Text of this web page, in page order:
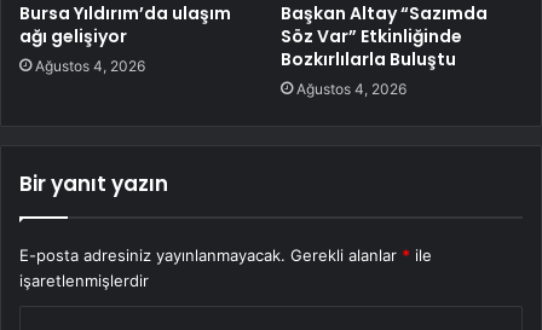
Bursa Yıldırım’da ulaşım
ağı gelişiyor
Ağustos 4, 2026
Başkan Altay “Sazımda
Söz Var” Etkinliğinde
Bozkırlılarla Buluştu
Ağustos 4, 2026
Bir yanıt yazın
E-posta adresiniz yayınlanmayacak. Gerekli alanlar * ile
işaretlenmişlerdir